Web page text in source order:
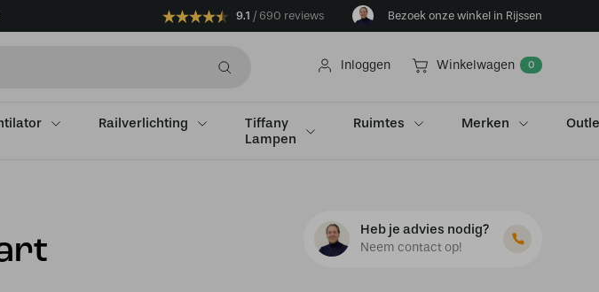
9.1 690 reviews Bezoek onze winkel in Rijssen
Inloggen Winkelwagen 0
Railverlichting
Tiffany
Lampen
Ruimtes Merken
Heb je advies nodig?
Neem contact op!